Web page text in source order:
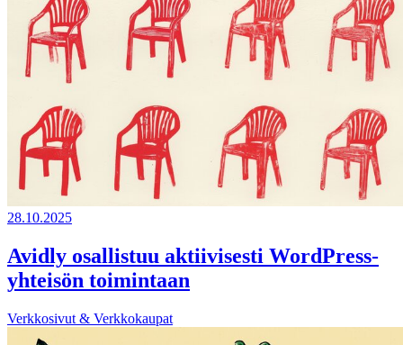
28.10.2025
Avidly osallistuu aktiivisesti WordPress-
yhteisön toimintaan
Verkkosivut & Verkkokaupat